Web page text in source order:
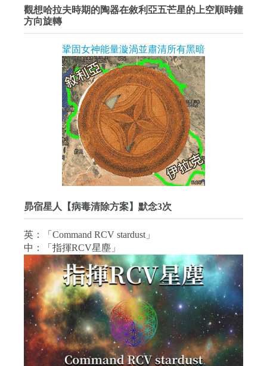
觀想哈拉夫時期的陶器在敘利亞五芒星的上空順時鐘
方向旋轉
鞏固女神能量漩渦並肅清所有黑暗
昴宿星人【病毒清除方案】默念3次
英：「Command RCV stardust」
中：「指揮RCV星塵」